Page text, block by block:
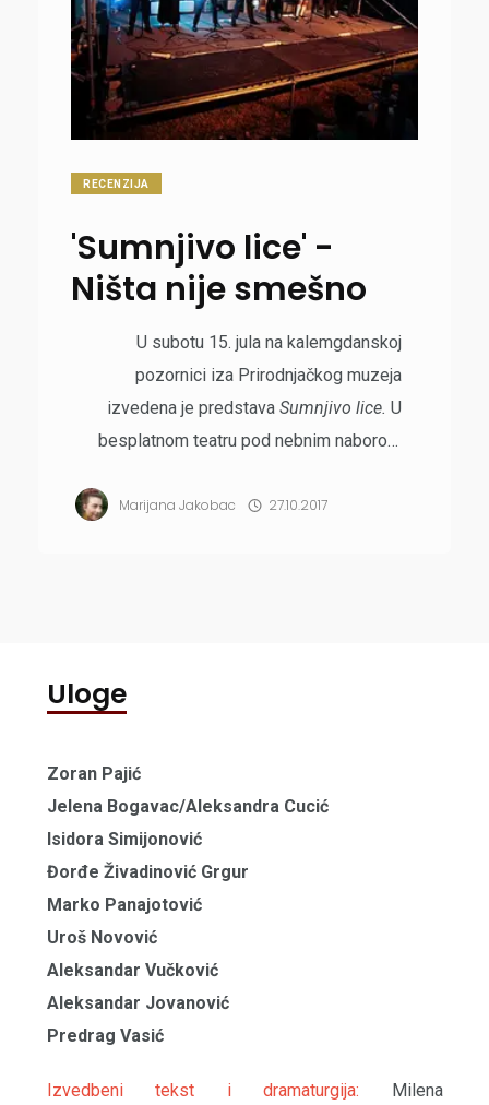
RECENZIJA
'Sumnjivo lice' -
Ništa nije smešno
U subotu 15. jula na kalemgdanskoj
pozornici iza Prirodnjačkog muzeja
izvedena je predstava Sumnjivo lice. U
besplatnom teatru pod nebnim naborom
mladih glumaca rukovođena tekstom sjajne
Marijana Jakobac 27.10.2017
Uloge
Zoran Pajić
Jelena Bogavac/Aleksandra Cucić
Isidora Simijonović
Đorđe Živadinović Grgur
Marko Panajotović
Uroš Novović
Aleksandar Vučković
Aleksandar Jovanović
Predrag Vasić
Izvedbeni tekst i dramaturgija:
Milena